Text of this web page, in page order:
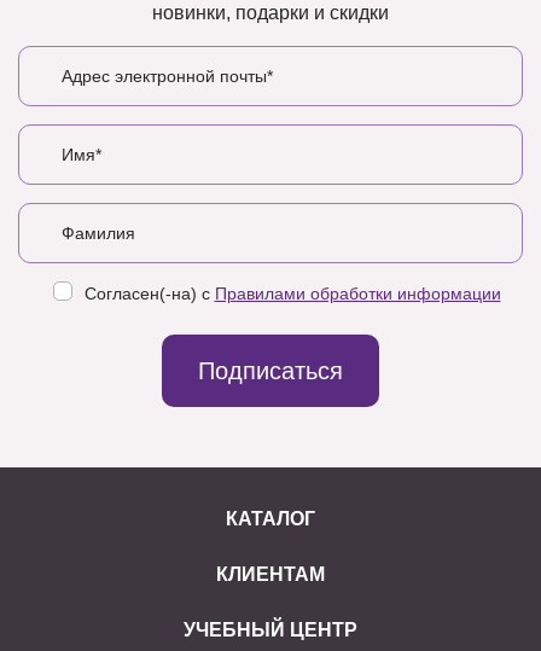
новинки, подарки и скидки
Согласен(-на) с Правилами обработки информации
Подписаться
КАТАЛОГ
КЛИЕНТАМ
УЧЕБНЫЙ ЦЕНТР